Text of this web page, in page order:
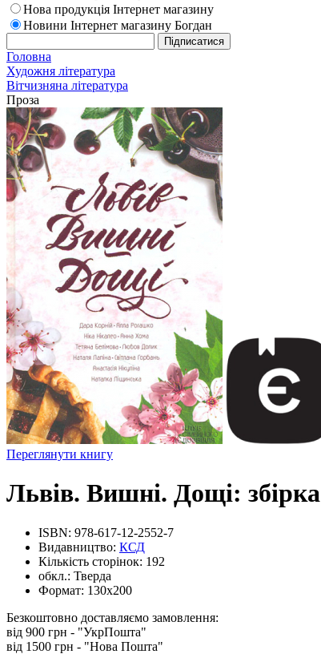
Нова продукція Інтернет магазину
Новини Інтернет магазину Богдан
Головна
Художня література
Вітчизняна література
Проза
Переглянути книгу
Львів. Вишні. Дощі: збірка
ISBN: 978-617-12-2552-7
Видавництво: КСД
Кількість сторінок: 192
обкл.: Тверда
Формат: 130х200
Безкоштовно доставляємо замовлення:
від 900 грн - "УкрПошта"
від 1500 грн - "Нова Пошта"